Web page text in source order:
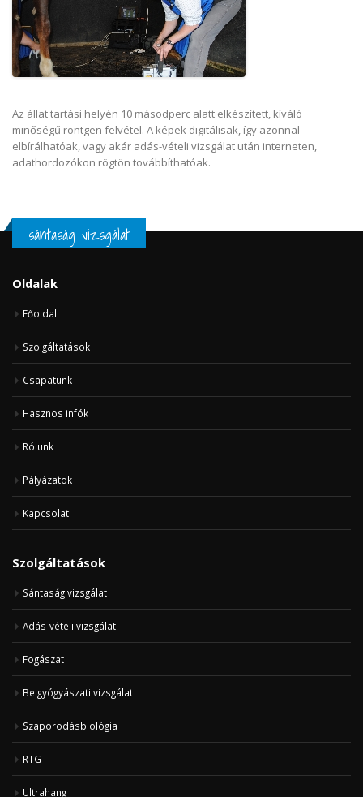
Az állat tartási helyén 10 másodperc alatt elkészített, kíváló
minőségű röntgen felvétel. A képek digitálisak, így azonnal
elbírálhatóak, vagy akár adás-vételi vizsgálat után interneten,
adathordozókon rögtön továbbíthatóak.
sántaság vizsgálat
Oldalak
Főoldal
Szolgáltatások
Csapatunk
Hasznos infók
Rólunk
Pályázatok
Kapcsolat
Szolgáltatások
Sántaság vizsgálat
Adás-vételi vizsgálat
Fogászat
Belgyógyászati vizsgálat
Szaporodásbiológia
RTG
Ultrahang